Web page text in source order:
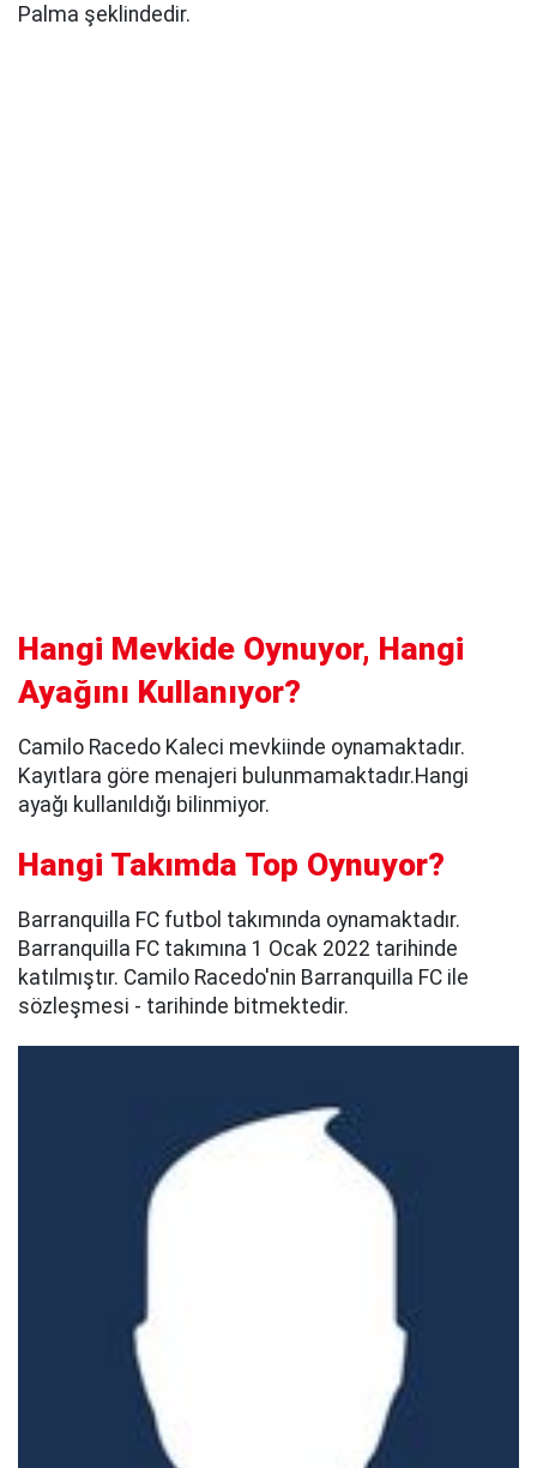
Palma şeklindedir.
Hangi Mevkide Oynuyor, Hangi
Ayağını Kullanıyor?
Camilo Racedo Kaleci mevkiinde oynamaktadır.
Kayıtlara göre menajeri bulunmamaktadır.Hangi
ayağı kullanıldığı bilinmiyor.
Hangi Takımda Top Oynuyor?
Barranquilla FC futbol takımında oynamaktadır.
Barranquilla FC takımına 1 Ocak 2022 tarihinde
katılmıştır. Camilo Racedo'nin Barranquilla FC ile
sözleşmesi - tarihinde bitmektedir.